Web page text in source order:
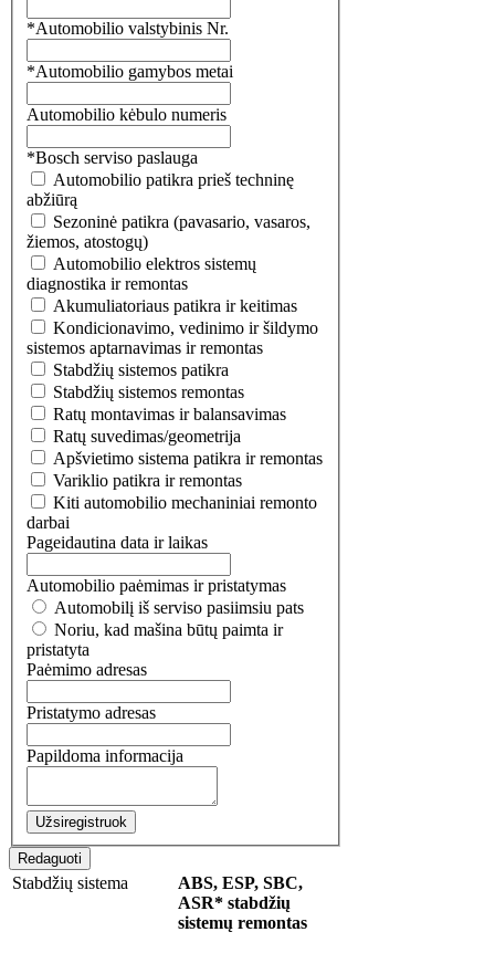
*Automobilio valstybinis Nr.
*Automobilio gamybos metai
Automobilio kėbulo numeris
*Bosch serviso paslauga
abžiūrą
žiemos, atostogų)
diagnostika ir remontas
Akumuliatoriaus patikra ir keitimas
sistemos aptarnavimas ir remontas
Stabdžių sistemos patikra
Stabdžių sistemos remontas
Ratų montavimas ir balansavimas
Ratų suvedimas/geometrija
Apšvietimo sistema patikra ir remontas
Variklio patikra ir remontas
darbai
Pageidautina data ir laikas
Automobilio paėmimas ir pristatymas
Automobilį iš serviso pasiimsiu pats
pristatyta
Paėmimo adresas
Pristatymo adresas
Papildoma informacija
Užsiregistruok
Redaguoti
Stabdžių sistema
ABS, ESP, SBC,
ASR* stabdžių
sistemų remontas